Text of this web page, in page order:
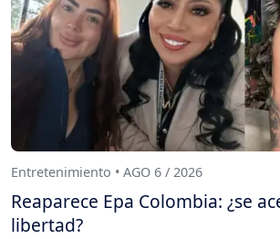
Entretenimiento • AGO 6 / 2026
Reaparece Epa Colombia: ¿se
libertad?